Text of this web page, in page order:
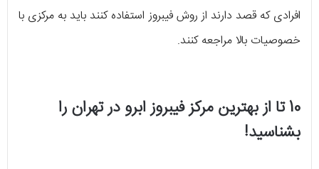
افرادی که قصد دارند از روش فیبروز استفاده کنند باید به مرکزی با
خصوصیات بالا مراجعه کنند.
10 تا از بهترین مرکز فیبروز ابرو در تهران را
بشناسید!